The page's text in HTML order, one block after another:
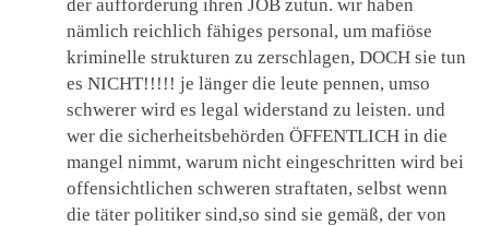
der aufforderung ihren JOB zutun. wir haben
nämlich reichlich fähiges personal, um mafiöse
kriminelle strukturen zu zerschlagen, DOCH sie tun
es NICHT!!!!! je länger die leute pennen, umso
schwerer wird es legal widerstand zu leisten. und
wer die sicherheitsbehörden ÖFFENTLICH in die
mangel nimmt, warum nicht eingeschritten wird bei
offensichtlichen schweren straftaten, selbst wenn
die täter politiker sind,so sind sie gemäß, der von